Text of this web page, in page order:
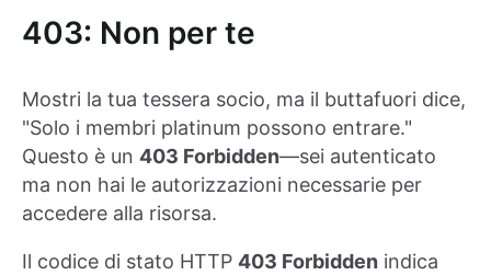
403: Non per te
Mostri la tua tessera socio, ma il buttafuori dice,
"Solo i membri platinum possono entrare."
Questo è un 403 Forbidden—sei autenticato
ma non hai le autorizzazioni necessarie per
accedere alla risorsa.
Il codice di stato HTTP 403 Forbidden indica